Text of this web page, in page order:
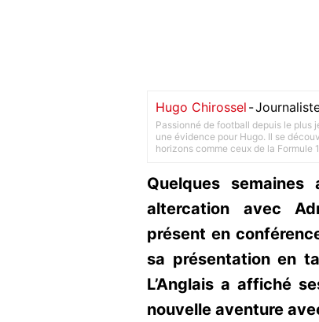
Hugo Chirossel -
Passionné de football depuis le plus
une évidence pour Hugo. Il se
horizons comme ceux de la Formule
Quelques
altercation avec
présent en
sa présentation en
L’Anglais a affiché
nouvelle aventure